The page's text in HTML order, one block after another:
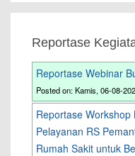
Reportase
Reportase Webinar
Posted on: Kamis, 06-08-
Reportase
Pelayanan RS
Rumah Sakit untuk